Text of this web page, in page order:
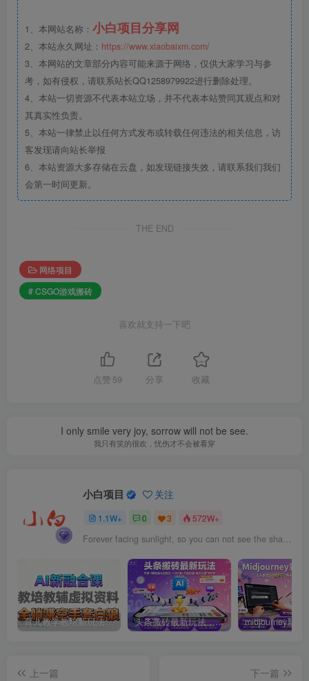
1、本网站名称： 小白项目分享网
2、本站永久网址： https://www.xiaobaixm.com/
3、本网站的文章部分内容可能来源于网络，仅供大家学习与参
考，如有侵权，请联系站长QQ1258979922进行删除处理。
4、本站一切资源不代表本站立场，并不代表本站赞同其观点和对
其真实性负责。
5、本站一律禁止以任何方式发布或转载任何违法的相关信息，访
客发现请向站长举报
6、本站资源大多存储在云盘，如发现链接失效，请联系我们我们
会第一时间更新。
THE END
网络项目
# CSGO游戏搬砖
喜欢就支持一下吧
点赞 59 分享 收藏
I only smile very joy, sorrow will not be see.
我只有笑的很欢，忧伤才不会被看穿
小白项目 关注
1.1W+ 0 3 572W+
Forever facing sunlight, so you can not see the shadow of the.
育儿教学教培新玩法，AI生成教学视频，市场大，操作简单，变现天花板非常高 头条搬砖最新玩法，文章+视频用AI全搞定，一天5张+不是问题，每天只需10分钟
上一篇
下一篇